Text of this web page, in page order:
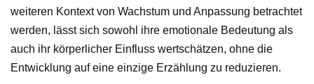
weiteren Kontext von Wachstum und Anpassung betrachtet
werden, lässt sich sowohl ihre emotionale Bedeutung als
auch ihr körperlicher Einfluss wertschätzen, ohne die
Entwicklung auf eine einzige Erzählung zu reduzieren.